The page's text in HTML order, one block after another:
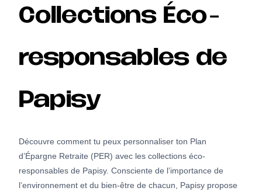
Collections Éco-
responsables de
Papisy
Découvre comment tu peux personnaliser ton Plan
d’Épargne Retraite (PER) avec les collections éco-
responsables de Papisy. Consciente de l’importance de
l’environnement et du bien-être de chacun, Papisy propose